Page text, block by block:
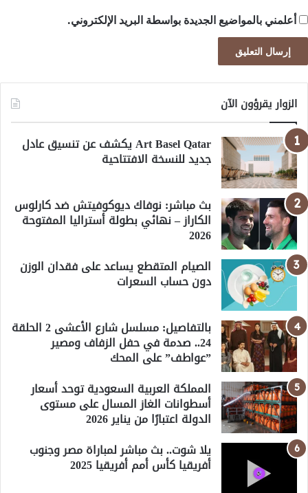
أعلمني بالمواضيع الجديدة بواسطة البريد الإلكتروني.
الزوار يقرؤون الآن
Art Basel Qatar يكشف عن تنسيق عادل
جديد للنسخة الافتتاحية
بث مباشر: نوفاك ديوكوفيتش ضد كارلوس
الكاراز – نهائي بطولة أستراليا المفتوحة
2026
الصيام المتقطع يساعد على فقدان الوزن
دون حساب السعرات
بالتفاصيل: مسلسل شارع الأعشى 2 الحلقة
24.. صدمة في حفل الزفاف ومصير
”عواطف” على المحك
المملكة العربية السعودية توحد أسعار
أسطوانات الغاز المسال على مستوى
الدولة اعتبارًا من يناير 2026
يلا شوت.. بث مباشر لمباراة مصر وجنوب
أفريقيا كأس أمم أفريقيا 2025